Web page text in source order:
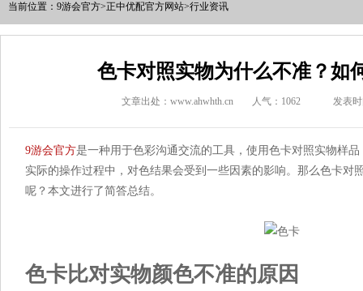
当前位置： 9游会官方>正中优配官方网站>行业资讯
色卡对照实物为什么不准？如
文章出处：www.ahwhth.cn 人气： 1062 发表时
9游会官方是一种用于色彩沟通交流的工具，使用色卡对照实物样
实际的操作过程中，对色结果会受到一些因素的影响。那么色卡对
呢？本文进行了简答总结。
色卡比对实物颜色不准的原因